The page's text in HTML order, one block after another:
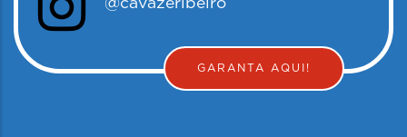
@cavazeribeiro
GARANTA AQUI!